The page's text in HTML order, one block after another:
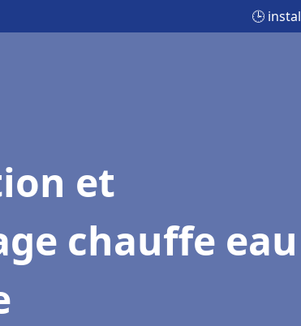
🕒
et
chauffe eau